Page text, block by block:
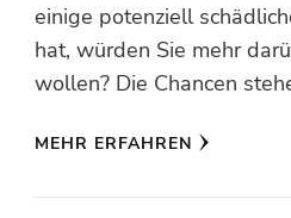
einige potenziell
hat, würden Sie mehr
wollen? Die Chancen
MEHR ERFAHREN